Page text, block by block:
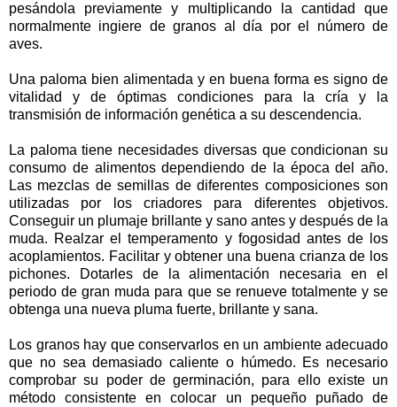
pesándola previamente y multiplicando la cantidad que
normalmente ingiere de granos al día por el número de
aves.
Una paloma bien alimentada y en buena forma es signo de
vitalidad y de óptimas condiciones para la cría y la
transmisión de información genética a su descendencia.
La paloma tiene necesidades diversas que condicionan su
consumo de alimentos dependiendo de la época del año.
Las mezclas de semillas de diferentes composiciones son
utilizadas por los criadores para diferentes objetivos.
Conseguir un plumaje brillante y sano antes y después de la
muda. Realzar el temperamento y fogosidad antes de los
acoplamientos. Facilitar y obtener una buena crianza de los
pichones. Dotarles de la alimentación necesaria en el
periodo de gran muda para que se renueve totalmente y se
obtenga una nueva pluma fuerte, brillante y sana.
Los granos hay que conservarlos en un ambiente adecuado
que no sea demasiado caliente o húmedo. Es necesario
comprobar su poder de germinación, para ello existe un
método consistente en colocar un pequeño puñado de